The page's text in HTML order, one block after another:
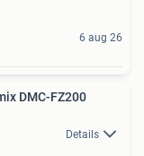
6 aug 26
DMC-FZ200
Details